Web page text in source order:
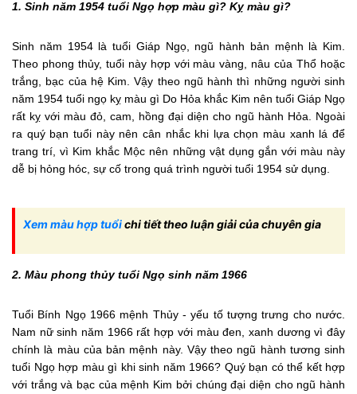
1. Sinh năm 1954 tuổi Ngọ hợp màu gì? Kỵ màu gì?
Sinh năm 1954 là tuổi Giáp Ngọ, ngũ hành bản mệnh là Kim.
Theo phong thủy, tuổi này hợp với màu vàng, nâu của Thổ hoặc
trắng, bạc của hệ Kim. Vậy theo ngũ hành thì những người sinh
năm 1954 tuổi ngọ kỵ màu gì Do Hỏa khắc Kim nên tuổi Giáp Ngọ
rất kỵ với màu đỏ, cam, hồng đại diện cho ngũ hành Hỏa. Ngoài
ra quý bạn tuổi này nên cân nhắc khi lựa chọn màu xanh lá để
trang trí, vì Kim khắc Mộc nên những vật dụng gắn với màu này
dễ bị hỏng hóc, sự cố trong quá trình người tuổi 1954 sử dụng.
Xem màu hợp tuổichi tiết theo luận giải của chuyên gia
2. Màu phong thủy tuổi Ngọ sinh năm 1966
Tuổi Bính Ngọ 1966 mệnh Thủy - yếu tố tượng trưng cho nước.
Nam nữ sinh năm 1966 rất hợp với màu đen, xanh dương vì đây
chính là màu của bản mệnh này. Vậy theo ngũ hành tương sinh
tuổi Ngọ hợp màu gì khi sinh năm 1966? Quý bạn có thể kết hợp
với trắng và bạc của mệnh Kim bởi chúng đại diện cho ngũ hành